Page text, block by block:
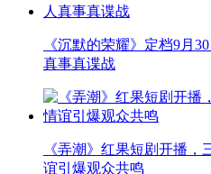
《沉默的荣耀》定档9月
真事真谍战
《弄潮》红果短剧开播
谊引爆观众共鸣